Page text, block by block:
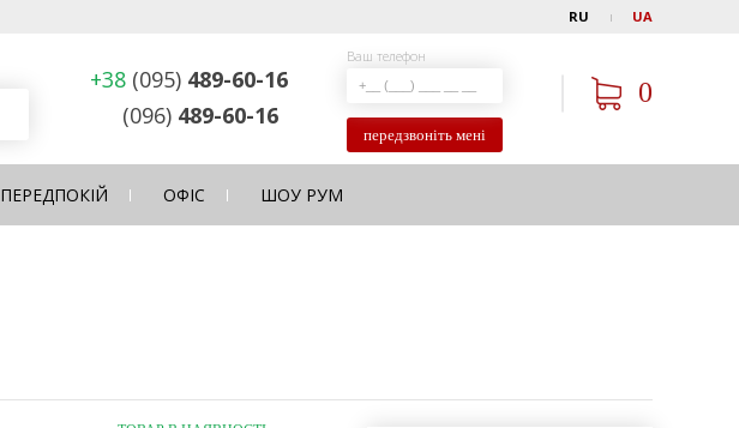
RU UA
+38 (095) 489-60-16
(096) 489-60-16
Ваш телефон
передзвоніть мені
0
ПЕРЕДПОКІЙ ОФІС ШОУ РУМ